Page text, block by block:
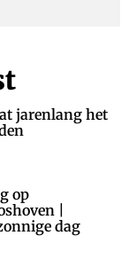
jarenlang het
op
|
dag